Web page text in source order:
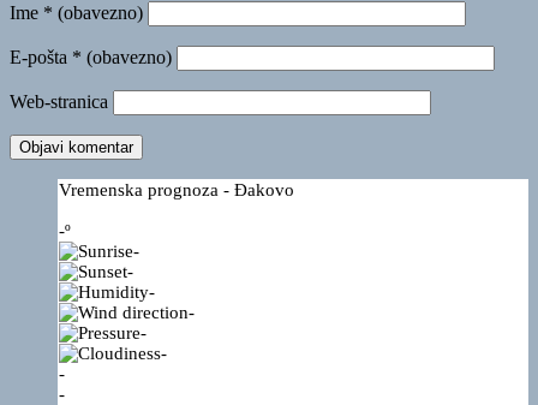
Ime * (obavezno)
E-pošta * (obavezno)
Web-stranica
Vremenska prognoza - Đakovo
-º
-
-
-
-
-
-
-
-